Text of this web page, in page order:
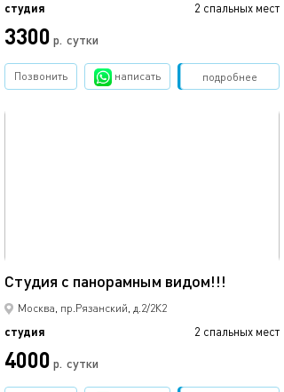
студия 2 спальных мест
3300 р. сутки
подробнее
Позвонить написать Забронировать
Студия с панорамным видом!!!
Москва, пр.Рязанский, д.2/2К2
студия 2 спальных мест
4000 р. сутки